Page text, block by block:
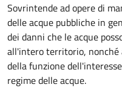
Sovrintende ad opere di
delle acque pubbliche in
dei danni che le acque
all'intero territorio, nonché
della funzione
regime delle acque.